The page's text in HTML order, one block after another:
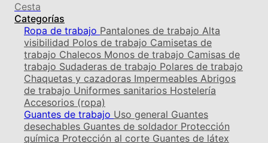
Cesta
Categorías
Ropa de trabajo Pantalones de trabajo Alta
visibilidad Polos de trabajo Camisetas de
trabajo Chalecos Monos de trabajo Camisas de
trabajo Sudaderas de trabajo Polares de trabajo
Chaquetas y cazadoras Impermeables Abrigos
de trabajo Uniformes sanitarios Hostelería
Accesorios (ropa)
Guantes de trabajo Uso general Guantes
desechables Guantes de soldador Protección
química Protección al corte Guantes de látex